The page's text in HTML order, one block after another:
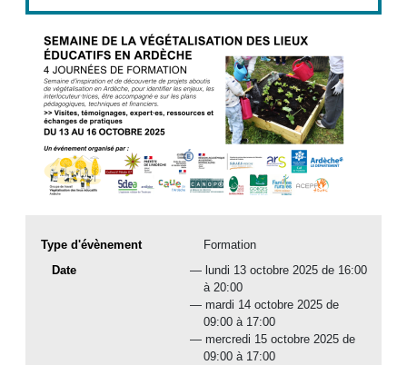
Type d'évènement
Formation
Date
date(s)
lundi 13 octobre 2025 de 16:00
à 20:00
mardi 14 octobre 2025 de
09:00 à 17:00
mercredi 15 octobre 2025 de
09:00 à 17:00